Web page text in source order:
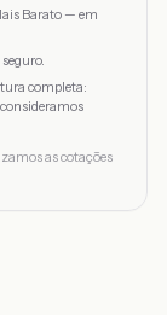
Barato — em
completa:
as cotações